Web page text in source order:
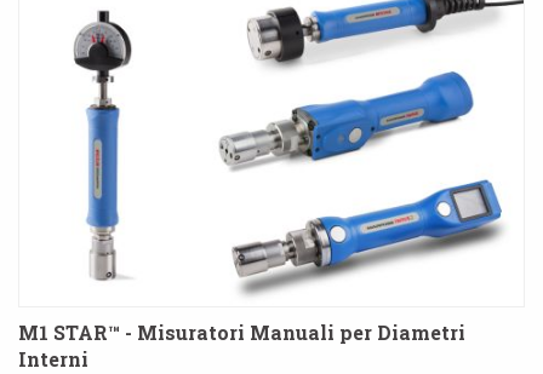
M1 STAR™ - Misuratori Manuali per Diametri
Interni